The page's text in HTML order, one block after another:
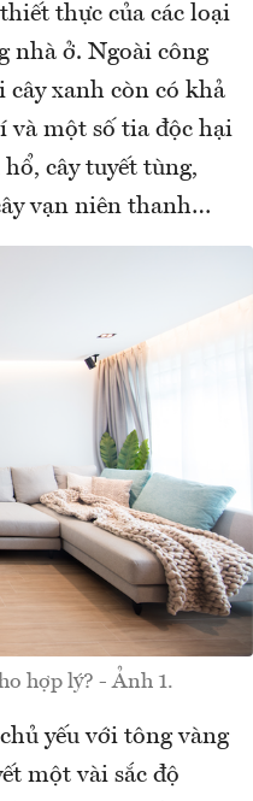
thực của các loại
nhà ở. Ngoài công
cây xanh còn có khả
và một số tia độc hại
cây tuyết tùng,
vạn niên thanh…
hợp lý? - Ảnh 1.
yếu với tông vàng
một vài sắc độ